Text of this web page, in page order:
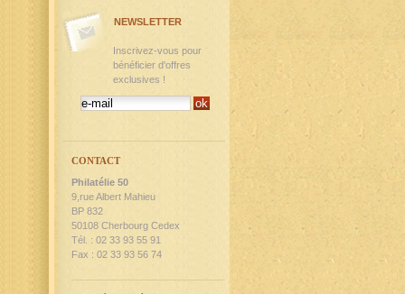
NEWSLETTER
Inscrivez-vous pour
bénéficier d'offres
exclusives !
CONTACT
Philatélie 50
9,rue Albert Mahieu
BP 832
50108 Cherbourg Cedex
Tél. : 02 33 93 55 91
Fax : 02 33 93 56 74